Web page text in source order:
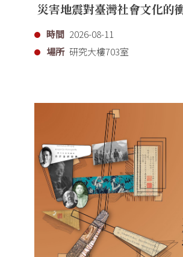
災害地震對臺灣社會文化的
時間 2026-08-11
場所 研究大樓703室